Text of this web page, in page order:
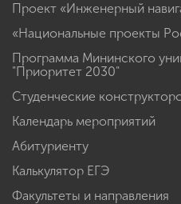
Проект «Инженерный
«Национальные проекты
Программа Мининского
"Приоритет 2030"
Студенческие
Календарь мероприятий
Абитуриенту
Калькулятор ЕГЭ
Факультеты и направления